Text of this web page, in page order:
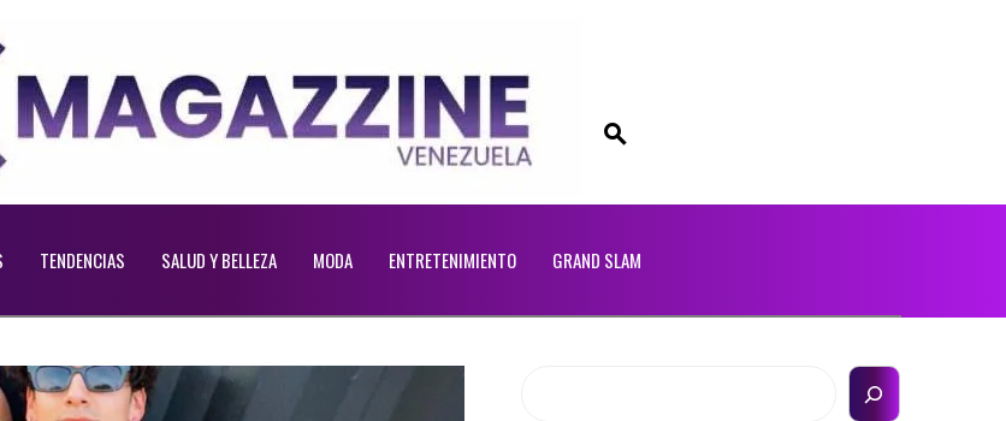
TENDENCIAS SALUD Y BELLEZA MODA ENTRETENIMIENTO GRAND SLAM